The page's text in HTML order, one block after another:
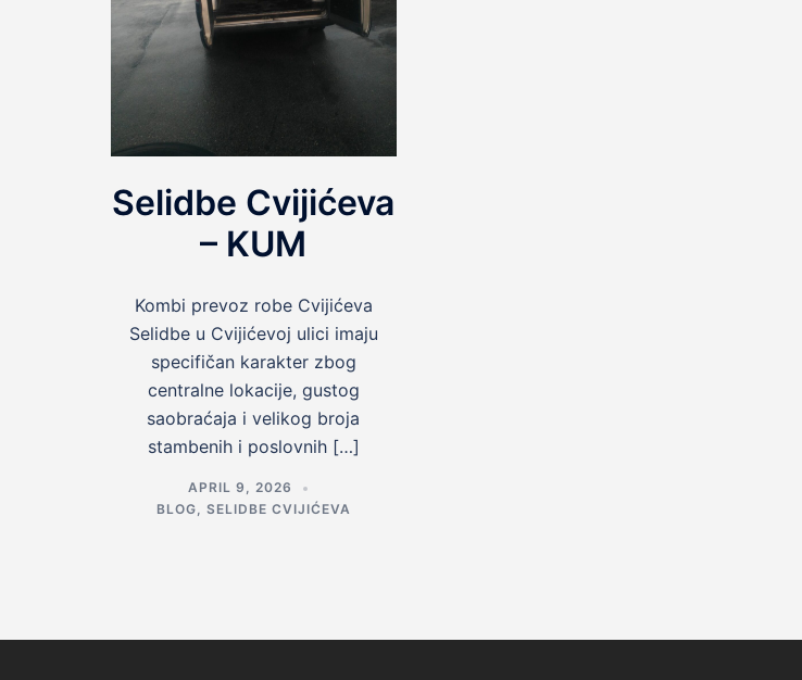
Selidbe Cvijićeva
– KUM
Kombi prevoz robe Cvijićeva
Selidbe u Cvijićevoj ulici imaju
specifičan karakter zbog
centralne lokacije, gustog
saobraćaja i velikog broja
stambenih i poslovnih […]
APRIL 9, 2026
BLOG
SELIDBE CVIJIĆEVA